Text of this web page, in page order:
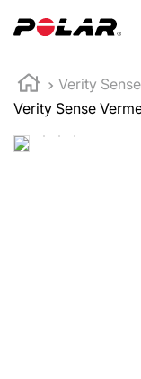
Verity Sense
Verity Sense